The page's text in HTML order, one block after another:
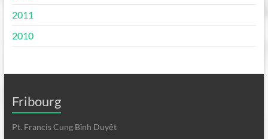
2011
2010
Fribourg
Pt. Francis Cung Bỉnh Duyệt